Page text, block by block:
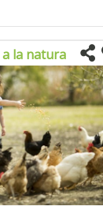
la natura